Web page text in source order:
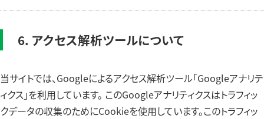
6. アクセス解析ツールについて
当サイトでは、Googleによるアクセス解析ツール「Googleアナリテ
ィクス」を利用しています。 このGoogleアナリティクスはトラフィッ
クデータの収集のためにCookieを使用しています。このトラフィッ